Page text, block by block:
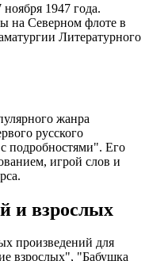
1947 года.
на Северном флоте в
Литературного
жанра
русского
подробностями". Его
игрой слов и
и взрослых
произведений для
взрослых", "Бабушка